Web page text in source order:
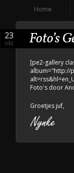
Home
23
okt Foto’s
[pe2-gallery
album="http://
Foto's door
Groetjes juf,